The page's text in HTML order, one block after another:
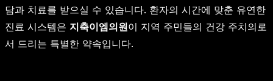
담과 치료를 받으실 수 있습니다. 환자의 시간에 맞춘 유연한
진료 시스템은 지축이엠의원이 지역 주민들의 건강 주치의로
서 드리는 특별한 약속입니다.